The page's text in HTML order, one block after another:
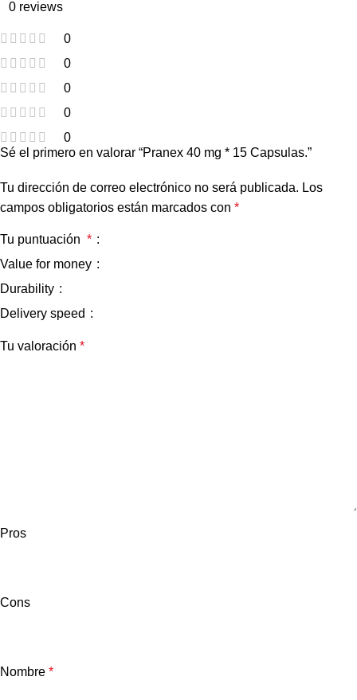
0 reviews
0
0
0
0
0
Sé el primero en valorar “Pranex 40 mg * 15 Capsulas.”
Tu dirección de correo electrónico no será publicada. Los
campos obligatorios están marcados con *
Tu puntuación *
Value for money
Durability
Delivery speed
Tu valoración *
Pros
Cons
Nombre *